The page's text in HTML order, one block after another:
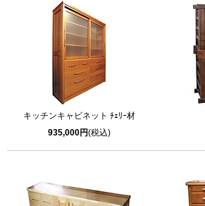
キッチンキャビネット ﾁｪﾘｰ材
935,000円(税込)